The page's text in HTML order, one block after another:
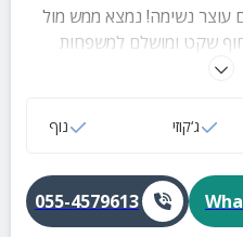
עוצר נשימה! נמצא ממש מול
מחוף שקט ומושלם למשפחות
מעוצב ברמה גבוהה
ושולחן גדול לסעודות בחוץ.
ג‘קוזי נוף
055-4579613